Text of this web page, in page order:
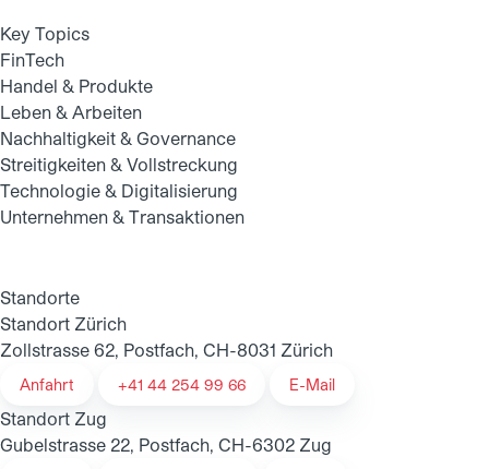
Key Topics
FinTech
Handel & Produkte
Leben & Arbeiten
Nachhaltigkeit & Governance
Streitigkeiten & Vollstreckung
Technologie & Digitalisierung
Unternehmen & Transaktionen
Standorte
Standort Zürich
Zollstrasse 62, Postfach, CH-8031 Zürich
Anfahrt +41 44 254 99 66 E-Mail
Standort Zug
Gubelstrasse 22, Postfach, CH-6302 Zug